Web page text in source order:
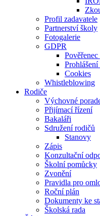
Profil zadavatele
Partnerství školy
Fotogalerie
GDPR
Cookies
Whistleblowing
Rodiče
Výchovné
Přijímací řízení
Bakaláři
Sdružení rodičů
Stanovy
Zápis
Konzultační
Školní pomůcky
Zvonění
Pravidla pro
Roční plán
Dokumenty ke
Školská rada